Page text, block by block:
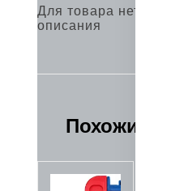
Для товара нет
описания
Похожие